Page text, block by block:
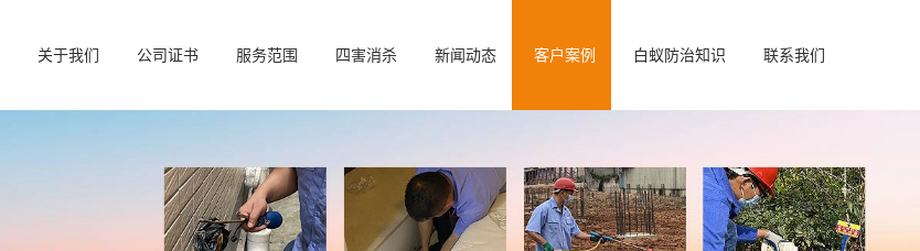
关于我们 公司证书 服务范围 四害消杀 新闻动态 客户案例 白蚁防治知识 联系我们